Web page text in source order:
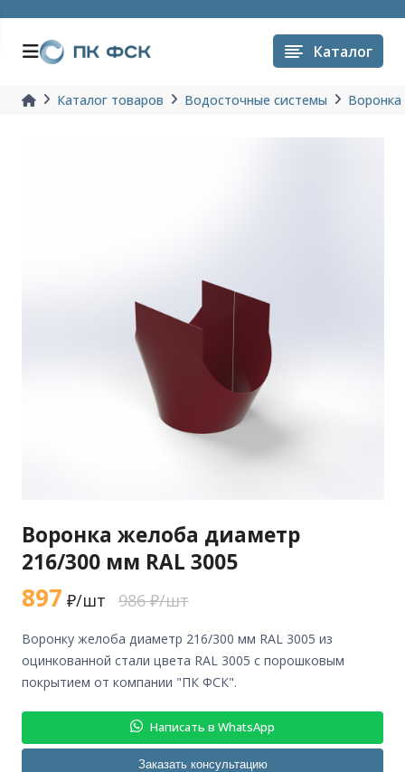
Каталог
Каталог товаров Водосточные системы
Воронка желоба диаметр
216/300 мм RAL 3005
897 ₽/шт 986 ₽/шт
воронку желоба диаметр 216/300 мм RAL 3005 из
оцинкованной стали цвета RAL 3005 с порошковым
покрытием от компании "ПК ФСК".
Написать в WhatsApp
Заказать консультацию